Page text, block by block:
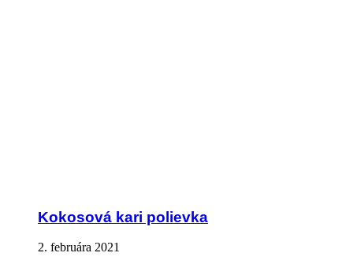
Kokosová kari polievka
2. februára 2021